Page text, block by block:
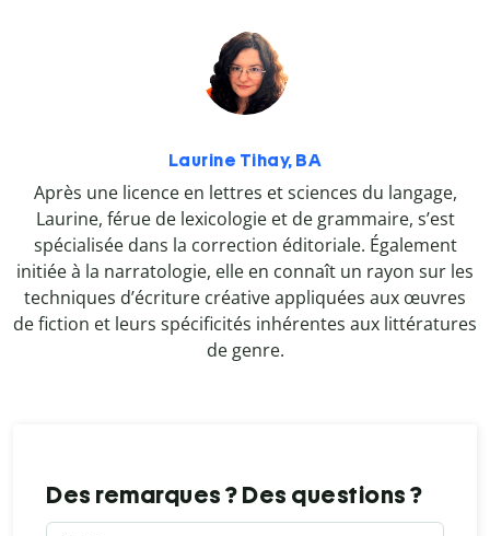
Laurine Tihay, BA
Après une licence en lettres et sciences du langage,
Laurine, férue de lexicologie et de grammaire, s’est
spécialisée dans la correction éditoriale. Également
initiée à la narratologie, elle en connaît un rayon sur les
techniques d’écriture créative appliquées aux œuvres
de fiction et leurs spécificités inhérentes aux littératures
de genre.
Des remarques ? Des questions ?